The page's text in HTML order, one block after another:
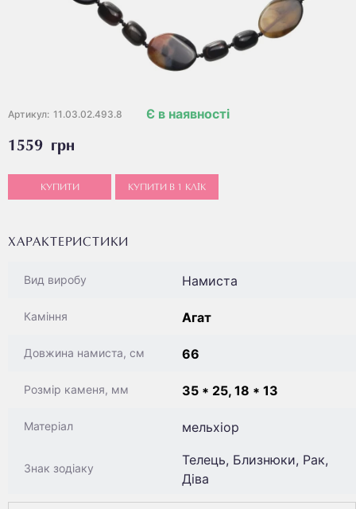
Артикул: 11.03.02.493.8
1559 грн
Є в наявності
КУПИТИ КУПИТИ В 1 КЛІК
ХАРАКТЕРИСТИКИ
Вид виробу Намиста
Каміння Агат
Довжина намиста, см 66
Розмір каменя, мм 35 * 25, 18 * 13
Матеріал мельхіор
Знак зодіаку
Телець, Близнюки, Рак,
Діва